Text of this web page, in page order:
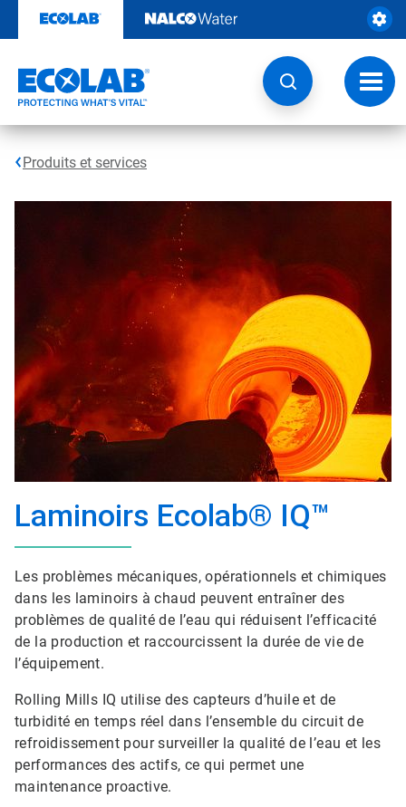
contenu​​​​​​​
à
Produits et services
Laminoirs Ecolab® IQ™
Les problèmes mécaniques, opérationnels et chimiques
dans les laminoirs à chaud peuvent entraîner des
problèmes de qualité de l’eau qui réduisent l’efficacité
de la production et raccourcissent la durée de vie de
l’équipement.
Rolling Mills IQ utilise des capteurs d’huile et de
turbidité en temps réel dans l’ensemble du circuit de
refroidissement pour surveiller la qualité de l’eau et les
performances des actifs, ce qui permet une
maintenance proactive.